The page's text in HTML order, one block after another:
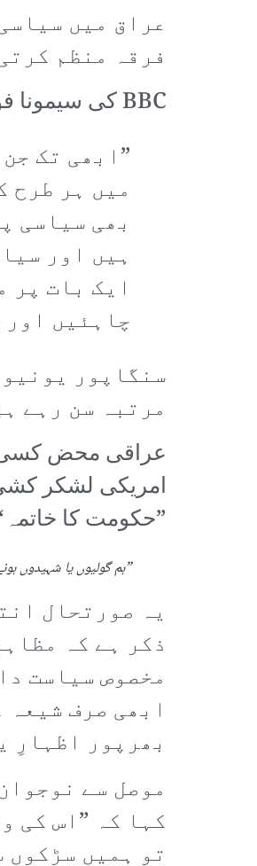
عراق میں
فرقہ منظم
BBC کی سیمونا فولٹین کا کہنا ہے کہ
”ابھی تک
میں ہر طرح
بھی سیاسی
ہیں اور
ایک بات
چاہئیں
سنگاپور
مرتبہ سن رہے
امریکی لشکر کشی
”حکومت کا خاتمہ“ وہی نعرہ ہے جو 2011ء
”ہم گولیوں یا شہیدوں
یہ صورتحال
ذکر ہے کہ
مخصوص سیاست
ابھی صرف
بھرپور اظہارِ
موصل سے
کہا کہ ”اس کی
تو ہمیں